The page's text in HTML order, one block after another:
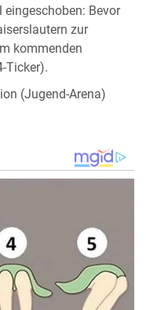
eingeschoben: Bevor
zur
kommenden
Ticker).
(Jugend-Arena)